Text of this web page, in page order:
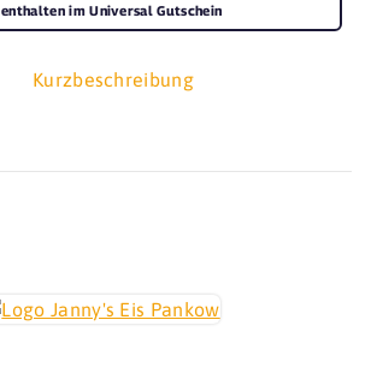
Kurzbeschreibung
enthalten im Universal Gutschein